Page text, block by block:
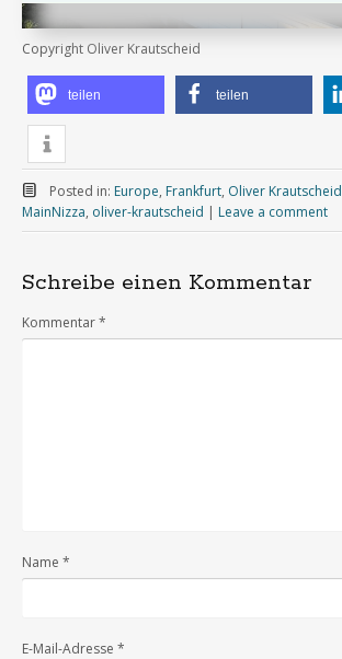
Copyright Oliver Krautscheid
teilen teilen
Posted in: Europe, Frankfurt, Oliver Krautscheid
MainNizza, oliver-krautscheid | Leave a comment
Schreibe einen Kommentar
Kommentar*
Name *
E-Mail-Adresse *